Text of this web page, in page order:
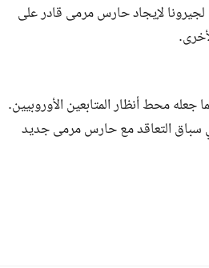
لإيجاد حارس مرمى قادر على
محط أنظار المتابعين الأوروبيين.
سباق التعاقد مع حارس مرمى جديد